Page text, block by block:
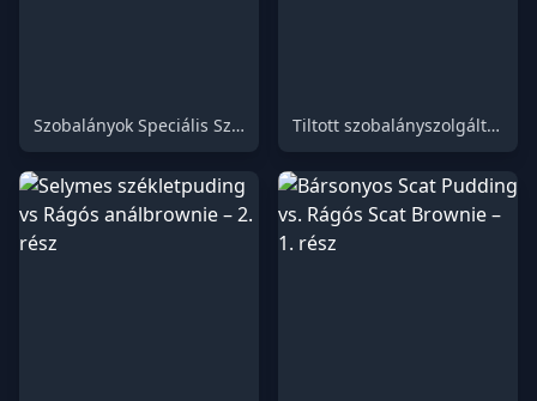
Szobalányok Speciális Szolgáltatása Dr. Tatsunak – 2. rész Tiltott szobalányszolgáltatás: A szobalány titkos ajánlata – 1. rész